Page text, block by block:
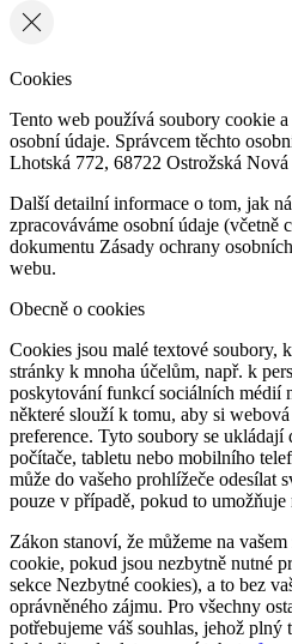
Cookies
Tento web používá soubory cookie
osobní údaje. Správcem těchto
Lhotská 772, 68722 Ostrožská
Další detailní informace o tom, jak
zpracováváme osobní údaje (včetně
dokumentu Zásady ochrany
webu.
Obecně o cookies
Cookies jsou malé textové soubory,
stránky k mnoha účelům, např. k
poskytování funkcí sociálních médií
některé slouží k tomu, aby si
preference. Tyto soubory se ukládají
počítače, tabletu nebo mobilního
může do vašeho prohlížeče odesílat
pouze v případě, pokud to umožňuje
Zákon stanoví, že můžeme na
cookie, pokud jsou nezbytně nutné
sekce Nezbytné cookies), a to bez
oprávněného zájmu. Pro všechny
potřebujeme váš souhlas, jehož plný